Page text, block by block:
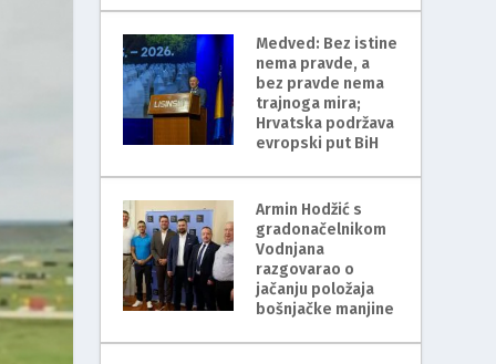
Medved: Bez istine
nema pravde, a
bez pravde nema
trajnoga mira;
Hrvatska podržava
evropski put BiH
Armin Hodžić s
gradonačelnikom
Vodnjana
razgovarao o
jačanju položaja
bošnjačke manjine